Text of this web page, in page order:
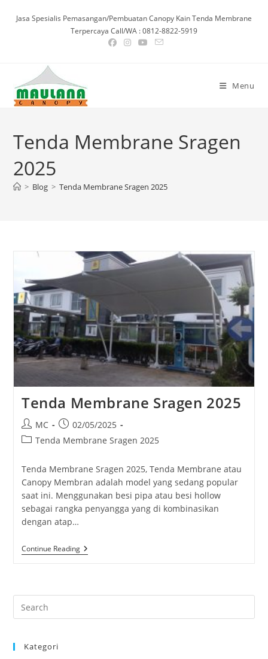
Jasa Spesialis Pemasangan/Pembuatan Canopy Kain Tenda Membrane
Terpercaya Call/WA : 0812-8822-5919
Menu
Tenda Membrane Sragen
2025
> Blog > Tenda Membrane Sragen 2025
Tenda Membrane Sragen 2025
Post
author:
MC
Post
published:
02/05/2025
PostTenda Membrane Sragen 2025
Tenda Membrane Sragen 2025, Tenda Membrane atau
Canopy Membran adalah model yang sedang popular
saat ini. Menggunakan besi pipa atau besi hollow
sebagai rangka penyangga yang di kombinasikan
dengan atap…
Continue ReadingTenda
Membrane
Kategori